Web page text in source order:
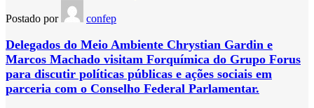
Postado por confep
Delegados do Meio Ambiente Chrystian Gardin e
Marcos Machado visitam Forquímica do Grupo Forus
para discutir políticas públicas e ações sociais em
parceria com o Conselho Federal Parlamentar.